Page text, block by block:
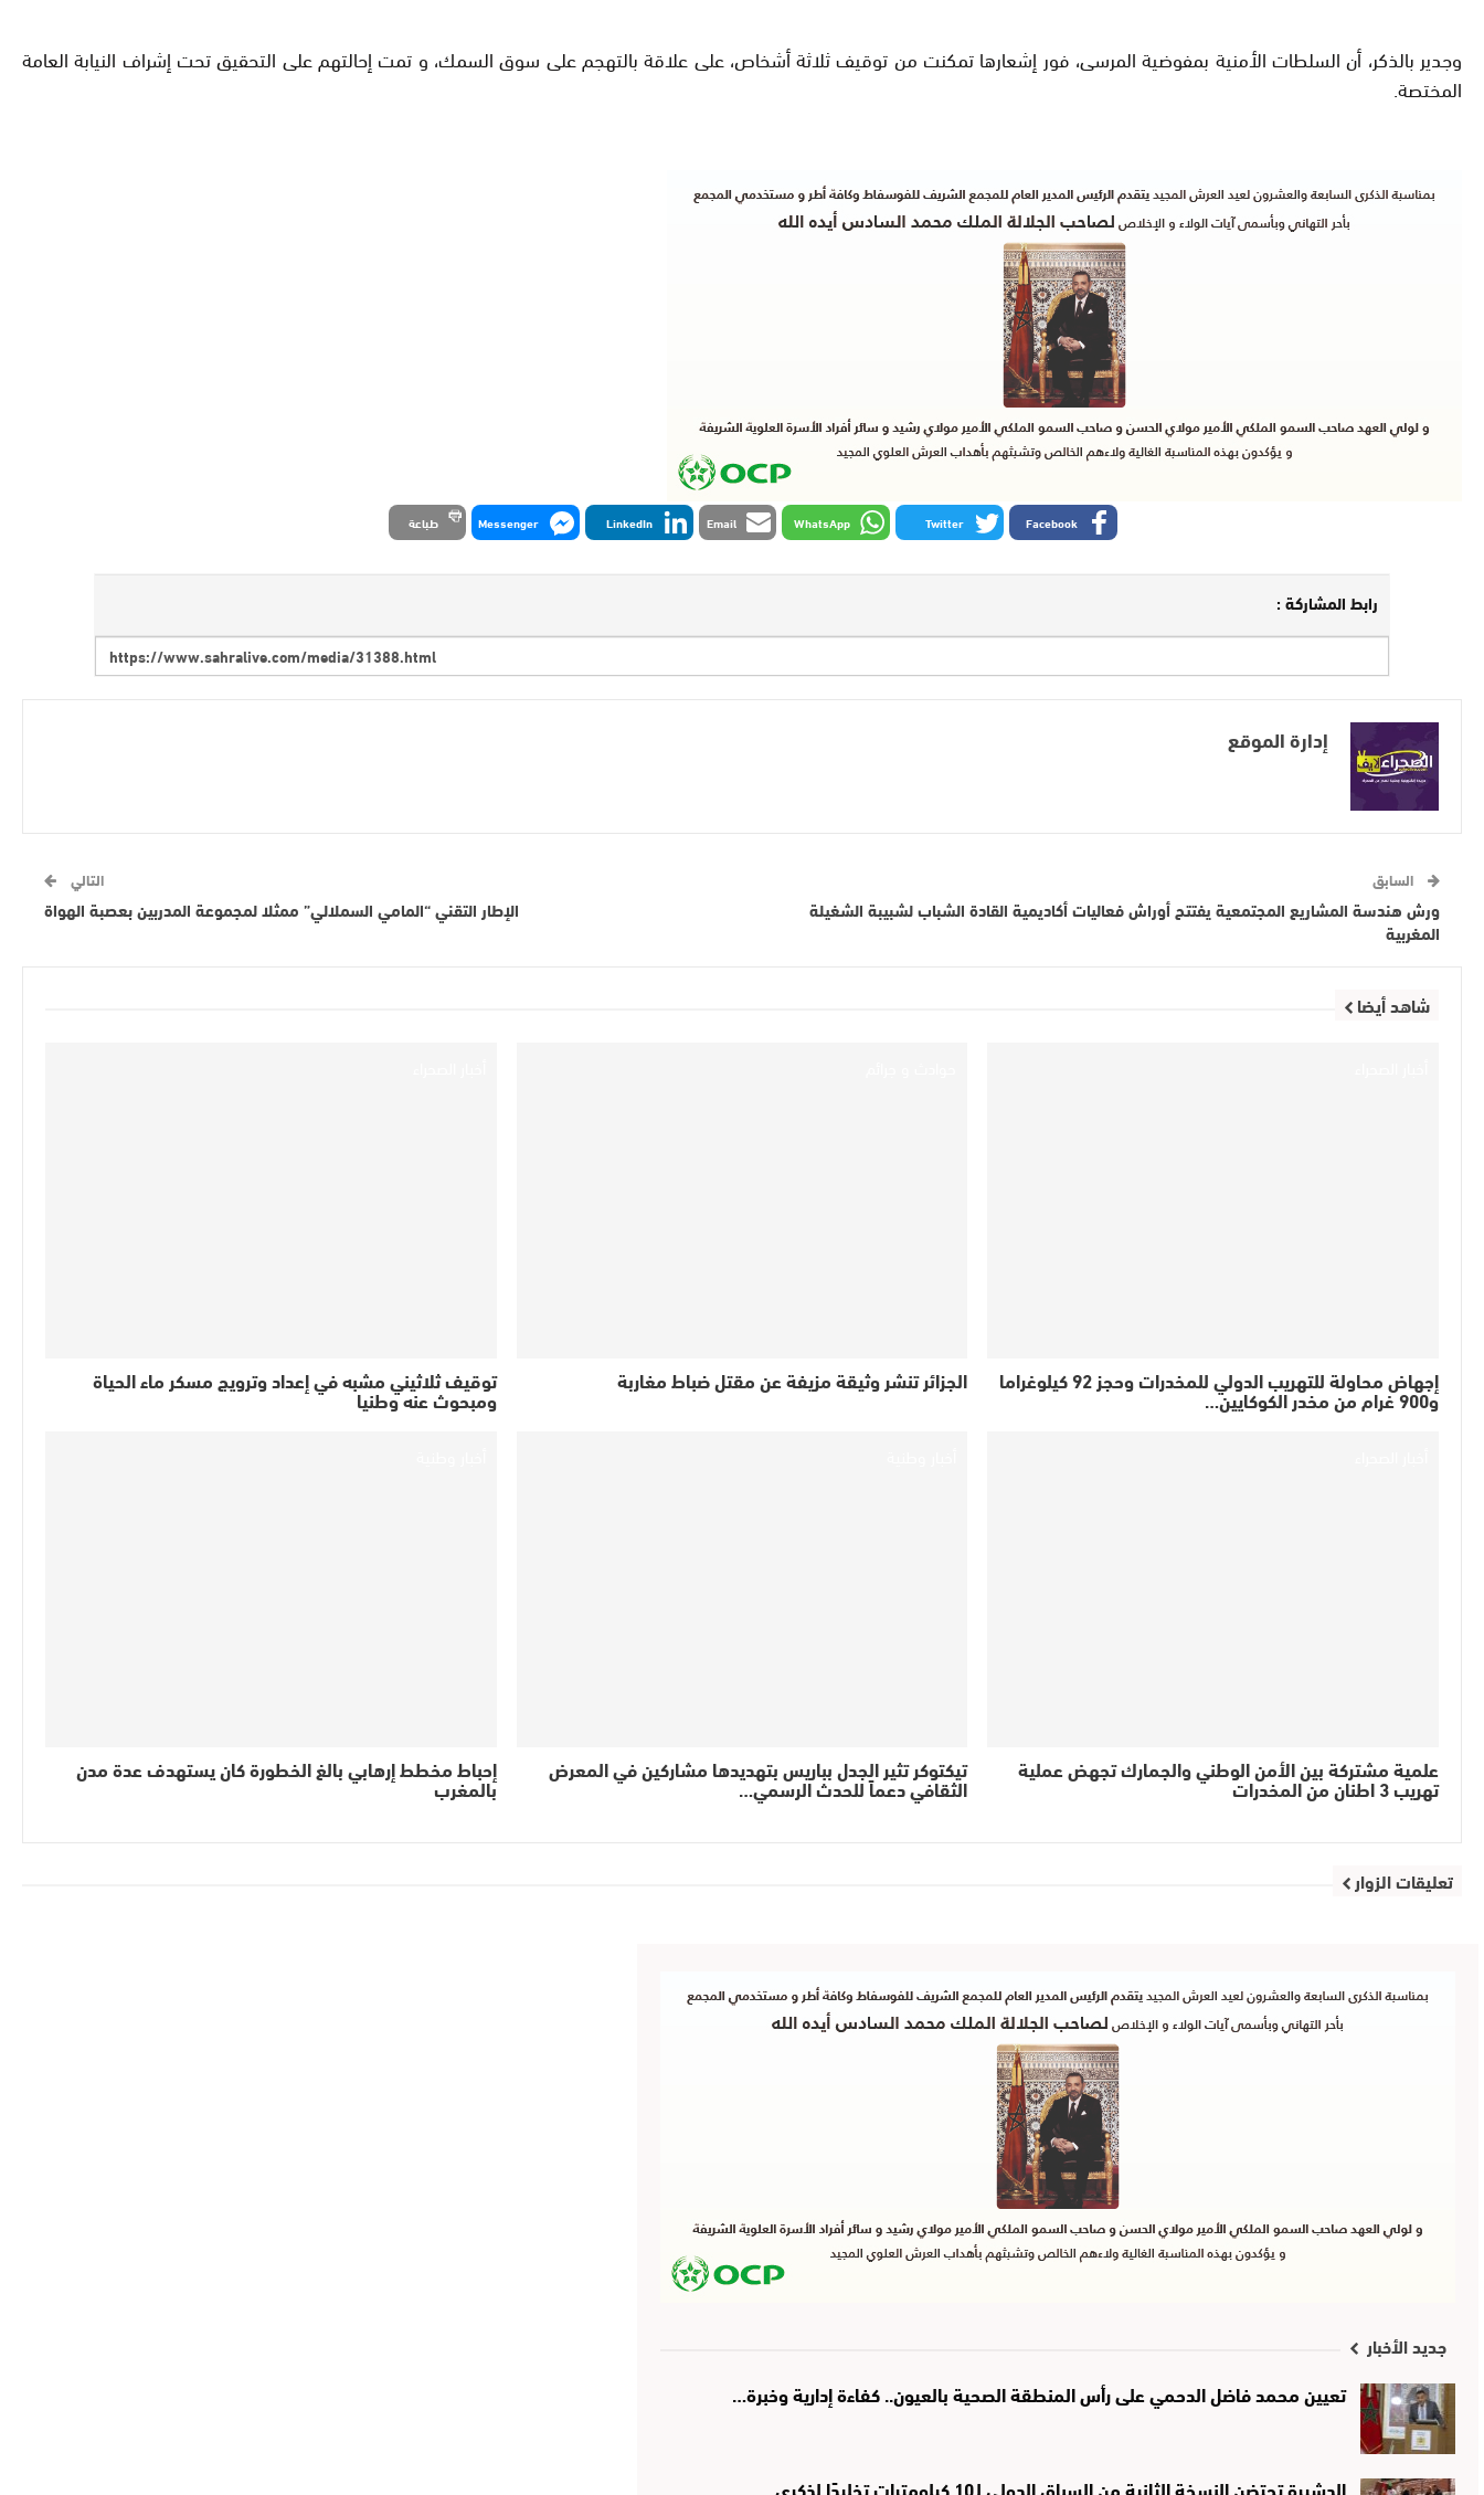
وجدير بالذكر، أن السلطات الأمنية بمفوضية المرسى، فور إشعارها تمكنت من توقيف ثلاثة أشخاص، على علاقة بالتهجم على سوق السمك، و تمت إحالتهم على التحقيق تحت إشراف النيابة العامة
المختصة.
Facebook
Twitter
WhatsApp
Email
LinkedIn
Messenger طباعة
رابط المشاركة :
إدارة الموقع
السابق
ورش هندسة المشاريع المجتمعية يفتتح أوراش فعاليات أكاديمية القادة الشباب لشبيبة الشغيلة
المغربية
التالي
الإطار التقني “المامي السملالي” ممثلا لمجموعة المدربين بعصبة الهواة
شاهد أيضا
إجهاض محاولة للتهريب الدولي للمخدرات وحجز 92 كيلوغراما
و900 غرام من مخدر الكوكايين…
الجزائر تنشر وثيقة مزيفة عن مقتل ضباط مغاربة توقيف ثلاثيني مشبه في إعداد وترويج مسكر ماء الحياة
ومبحوث عنه وطنيا
علمية مشتركة بين الأمن الوطني والجمارك تجهض عملية
تهريب 3 اطنان من المخدرات
تيكتوكر تثير الجدل بباريس بتهديدها مشاركين في المعرض
الثقافي دعماً للحدث الرسمي…
إحباط مخطط إرهابي بالغ الخطورة كان يستهدف عدة مدن
بالمغرب
تعليقات الزوار
جديد الأخبار
تعيين محمد فاضل الدحمي على رأس المنطقة الصحية بالعيون.. كفاءة إدارية وخبرة…